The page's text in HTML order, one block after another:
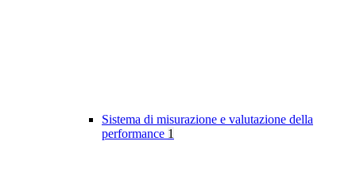
Sistema di misurazione e valutazione della
performance 1